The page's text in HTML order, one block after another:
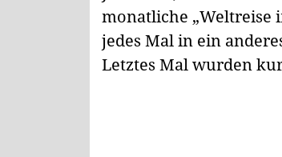
monatliche „Weltreise
jedes Mal in ein
Letztes Mal wurden